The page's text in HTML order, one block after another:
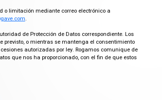
o limitación mediante correo electrónico a
.
de Protección de Datos correspondiente. Los
previsto, o mientras se mantenga el consentimiento
autorizadas por ley. Rogamos comunique de
que nos ha proporcionado, con el fin de que estos